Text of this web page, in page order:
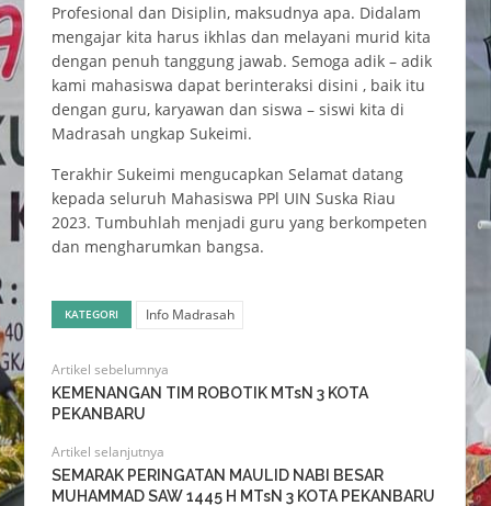
Profesional dan Disiplin, maksudnya apa. Didalam
mengajar kita harus ikhlas dan melayani murid kita
dengan penuh tanggung jawab. Semoga adik – adik
kami mahasiswa dapat berinteraksi disini , baik itu
dengan guru, karyawan dan siswa – siswi kita di
Madrasah ungkap Sukeimi.
Terakhir Sukeimi mengucapkan Selamat datang
kepada seluruh Mahasiswa PPl UIN Suska Riau
2023. Tumbuhlah menjadi guru yang berkompeten
dan mengharumkan bangsa.
KATEGORI Info Madrasah
Artikel sebelumnya
KEMENANGAN TIM ROBOTIK MTsN 3 KOTA
PEKANBARU
Artikel selanjutnya
SEMARAK PERINGATAN MAULID NABI BESAR
MUHAMMAD SAW 1445 H MTsN 3 KOTA PEKANBARU